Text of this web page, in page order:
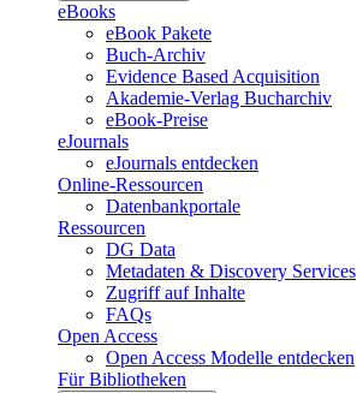
eBooks
eBook Pakete
Buch-Archiv
Evidence Based Acquisition
Akademie-Verlag Bucharchiv
eBook-Preise
eJournals
eJournals entdecken
Online-Ressourcen
Datenbankportale
Ressourcen
DG Data
Metadaten & Discovery Services
Zugriff auf Inhalte
FAQs
Open Access
Open Access Modelle entdecken
Für Bibliotheken